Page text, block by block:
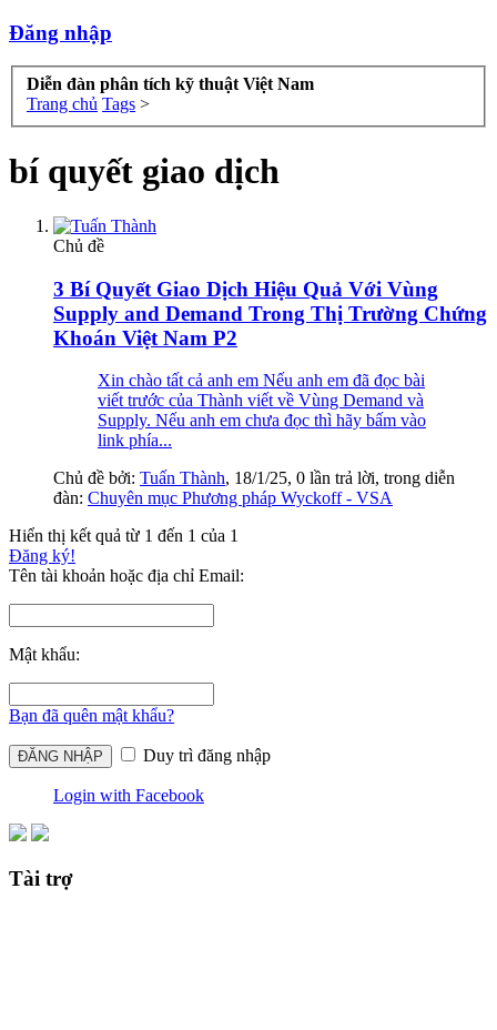
Đăng nhập
Diễn đàn phân tích kỹ thuật Việt Nam
Trang chủ Tags >
bí quyết giao dịch
Chủ đề
3 Bí Quyết Giao Dịch Hiệu Quả Với Vùng
Supply and Demand Trong Thị Trường Chứng
Khoán Việt Nam P2
Xin chào tất cả anh em Nếu anh em đã đọc bài
viết trước của Thành viết về Vùng Demand và
Supply. Nếu anh em chưa đọc thì hãy bấm vào
link phía...
Chủ đề bởi: Tuấn Thành, 18/1/25, 0 lần trả lời, trong diễn
đàn: Chuyên mục Phương pháp Wyckoff - VSA
Hiển thị kết quả từ 1 đến 1 của 1
Đăng ký!
Tên tài khoản hoặc địa chỉ Email:
Mật khẩu:
Bạn đã quên mật khẩu?
Duy trì đăng nhập
Login with Facebook
Tài trợ